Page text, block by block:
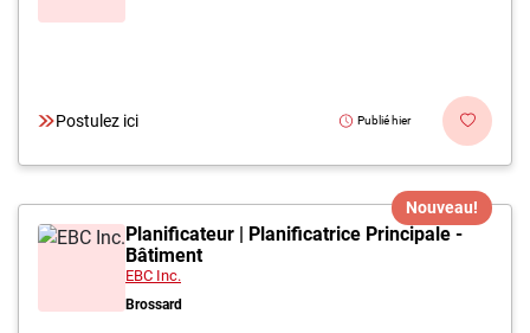
Postulez ici Publié hier
Nouveau!
Planificateur | Planificatrice Principale -
Bâtiment
EBC Inc.
Brossard